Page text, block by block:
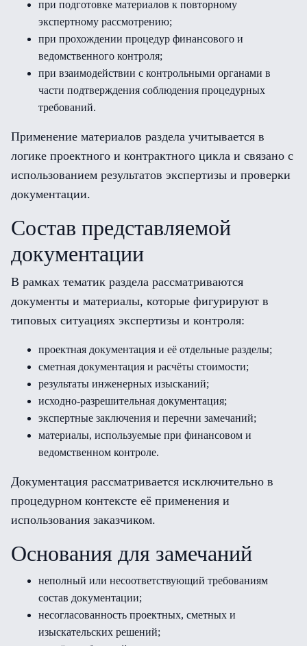
при подготовке материалов к повторному
экспертному рассмотрению;
при прохождении процедур финансового и
ведомственного контроля;
при взаимодействии с контрольными органами в
части подтверждения соблюдения процедурных
требований.
Применение материалов раздела учитывается в
логике проектного и контрактного цикла и связано с
использованием результатов экспертизы и проверки
документации.
Состав представляемой
документации
В рамках тематик раздела рассматриваются
документы и материалы, которые фигурируют в
типовых ситуациях экспертизы и контроля:
проектная документация и её отдельные разделы;
сметная документация и расчёты стоимости;
результаты инженерных изысканий;
исходно-разрешительная документация;
экспертные заключения и перечни замечаний;
материалы, используемые при финансовом и
ведомственном контроле.
Документация рассматривается исключительно в
процедурном контексте её применения и
использования заказчиком.
Основания для замечаний
неполный или несоответствующий требованиям
состав документации;
несогласованность проектных, сметных и
изыскательских решений;